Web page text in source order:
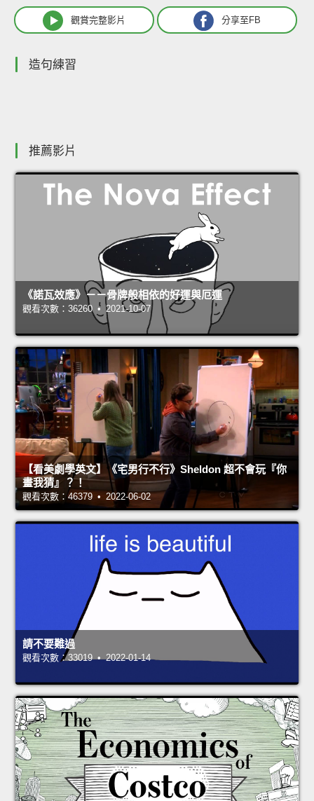
觀賞完整影片 分享至FB
造句練習
推薦影片
《諾瓦效應》－－骨牌般相依的好運與厄運
觀看次數：36260 • 2021-10-07
【看美劇學英文】《宅男行不行》Sheldon 超不會玩『你
畫我猜』？！
觀看次數：46379 • 2022-06-02
請不要難過
觀看次數：33019 • 2022-01-14